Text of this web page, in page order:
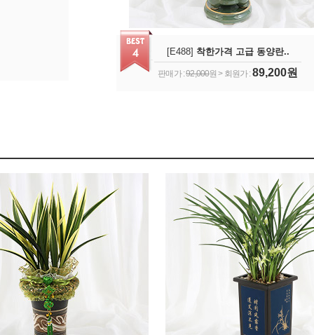
[E488] 착한가격 고급 동양란..
판매가 :92,000원 > 회원가 : 89,200원